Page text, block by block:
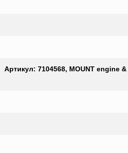
Артикул: 7104568, MOUNT engine